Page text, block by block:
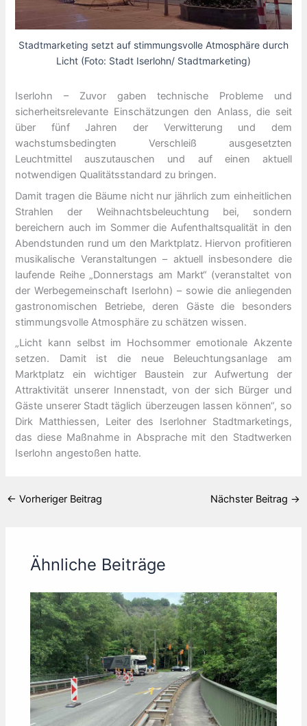
Stadtmarketing setzt auf stimmungsvolle Atmosphäre durch
Licht (Foto: Stadt Iserlohn/ Stadtmarketing)
Iserlohn – Zuvor gaben technische Probleme und
sicherheitsrelevante Einschätzungen den Anlass, die seit
über fünf Jahren der Verwitterung und dem
wachstumsbedingten Verschleiß ausgesetzten
Leuchtmittel auszutauschen und auf einen aktuell
notwendigen Qualitätsstandard zu bringen.
Damit tragen die Bäume nicht nur jährlich zum einheitlichen
Strahlen der Weihnachtsbeleuchtung bei, sondern
bereichern auch im Sommer die Aufenthaltsqualität in den
Abendstunden rund um den Marktplatz. Hiervon profitieren
musikalische Veranstaltungen – aktuell insbesondere die
laufende Reihe „Donnerstags am Markt“ (veranstaltet von
der Werbegemeinschaft Iserlohn) – sowie die anliegenden
gastronomischen Betriebe, deren Gäste die besonders
stimmungsvolle Atmosphäre zu schätzen wissen.
„Licht kann selbst im Hochsommer emotionale Akzente
setzen. Damit ist die neue Beleuchtungsanlage am
Marktplatz ein wichtiger Baustein zur Aufwertung der
Attraktivität unserer Innenstadt, von der sich Bürger und
Gäste unserer Stadt täglich überzeugen lassen können“, so
Dirk Matthiessen, Leiter des Iserlohner Stadtmarketings,
das diese Maßnahme in Absprache mit den Stadtwerken
Iserlohn angestoßen hatte.
← Vorheriger Beitrag Nächster Beitrag →
Ähnliche Beiträge